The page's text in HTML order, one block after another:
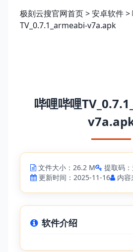
极刻云搜官网首页>安卓软件>
TV_0.7.1_armeabi-v7a.apk
哔哩哔哩
文件大小：26.2 M
提取码
更新时间：2025-11-16
内
软件介绍